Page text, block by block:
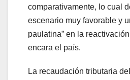
comparativamente, lo cual
escenario muy favorable y
paulatina” en la
encara el país.
La recaudación tributaria